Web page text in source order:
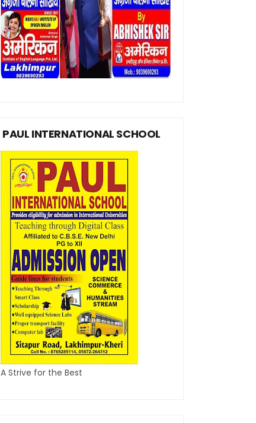
PAUL INTERNATIONAL SCHOOL
A Strive for the Best